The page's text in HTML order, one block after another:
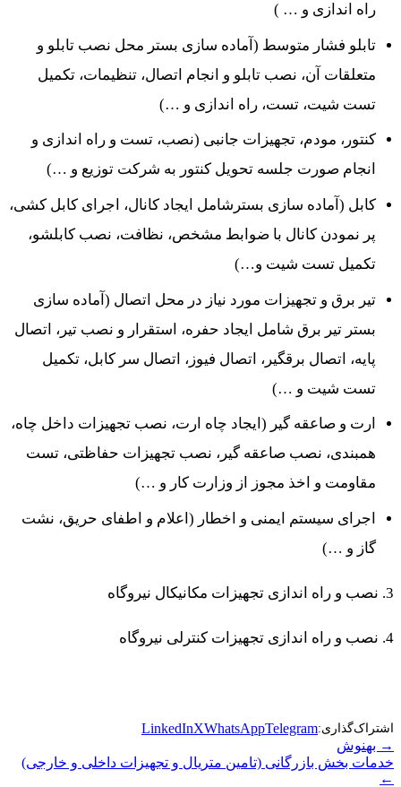
راه اندازی و … )
تابلو فشار متوسط (آماده سازی بستر محل نصب تابلو و
متعلقات آن، نصب تابلو و انجام اتصال، تنظیمات، تکمیل
تست شیت، تست، راه اندازی و …)
کنتور، مودم، تجهیزات جانبی (نصب، تست و راه اندازی و
انجام صورت جلسه تحویل کنتور به شرکت توزیع و …)
کابل (آماده سازی بسترشامل ایجاد کانال، اجرای کابل کشی،
پر نمودن کانال با ضوابط مشخص، نظافت، نصب کابلشو،
تکمیل تست شیت و…)
تیر برق و تجهیزات مورد نیاز در محل اتصال (آماده سازی
بستر تیر برق شامل ایجاد حفره، استقرار و نصب تیر، اتصال
پایه، اتصال برقگیر، اتصال فیوز، اتصال سر کابل، تکمیل
تست شیت و …)
ارت و صاعقه گیر (ایجاد چاه ارت، نصب تجهیزات داخل چاه،
همبندی، نصب صاعقه گیر، نصب تجهیزات حفاظتی، تست
مقاومت و اخذ مجوز از وزارت کار و …)
اجرای سیستم ایمنی و اخطار (اعلام و اطفای حریق، نشت
گاز و …)
3. نصب و راه اندازی تجهیزات مکانیکال نیروگاه
4. نصب و راه اندازی تجهیزات کنترلی نیروگاه
اشتراک‌گذاری:Telegram
WhatsApp
X
LinkedIn
راهبری
نوشته
→ بهنوش
خدمات بخش بازرگانی (تامین متریال و تجهیزات داخلی و خارجی)
←